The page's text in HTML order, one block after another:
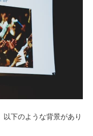
下のような背景があり